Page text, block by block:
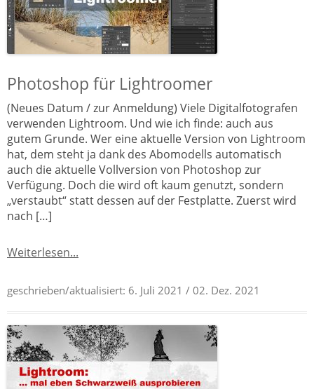
Photoshop für Lightroomer
(Neues Datum / zur Anmeldung) Viele Digitalfotografen
verwenden Lightroom. Und wie ich finde: auch aus
gutem Grunde. Wer eine aktuelle Version von Lightroom
hat, dem steht ja dank des Abomodells automatisch
auch die aktuelle Vollversion von Photoshop zur
Verfügung. Doch die wird oft kaum genutzt, sondern
„verstaubt“ statt dessen auf der Festplatte. Zuerst wird
nach […]
Weiterlesen...
geschrieben/aktualisiert: 6. Juli 2021 / 02. Dez. 2021